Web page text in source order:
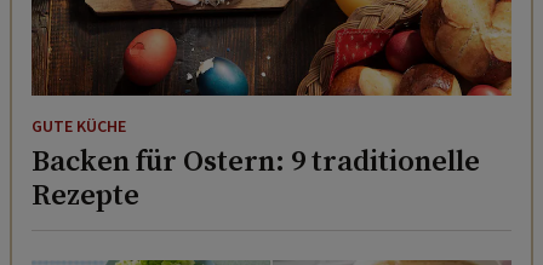
GUTE KÜCHE
Backen für Ostern: 9 traditionelle
Rezepte